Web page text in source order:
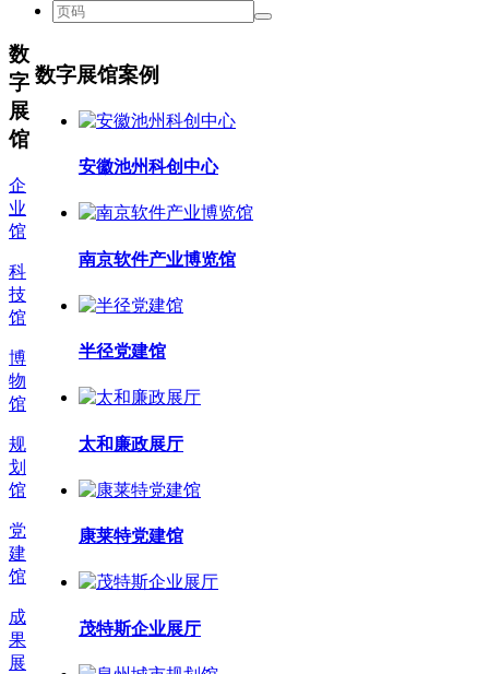
数字展馆案例
安徽池州科创中心
南京软件产业博览馆
半径党建馆
太和廉政展厅
康莱特党建馆
茂特斯企业展厅
数
字
展
馆
企
业
馆
科
技
馆
博
物
馆
规
划
馆
党
建
馆
成
果
展